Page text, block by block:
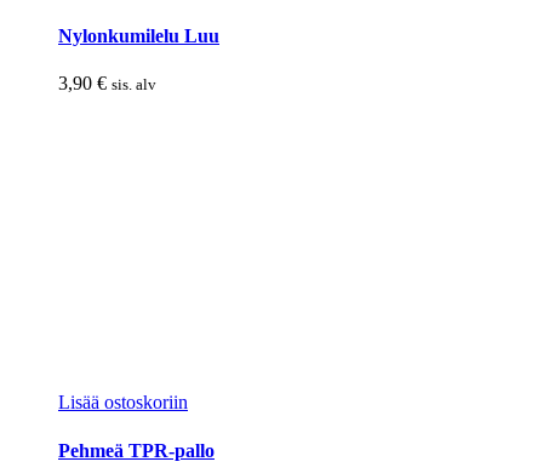
Nylonkumilelu Luu
3,90 € sis. alv
Lisää ostoskoriin
Pehmeä TPR-pallo